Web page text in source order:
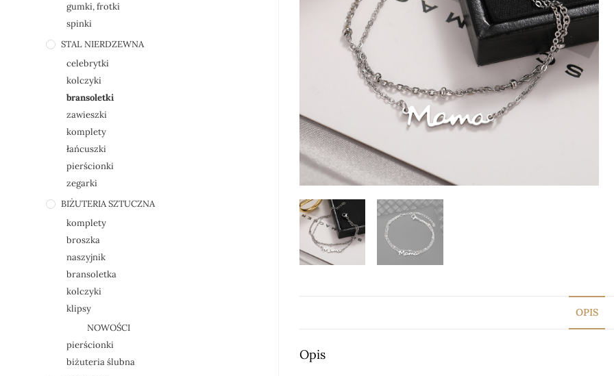
OPIS
Opis
gumki, frotki
spinki
STAL NIERDZEWNA
celebrytki
kolczyki
bransoletki
zawieszki
komplety
łańcuszki
pierścionki
zegarki
BIŻUTERIA SZTUCZNA
komplety
broszka
naszyjnik
bransoletka
kolczyki
klipsy
NOWOŚCI
pierścionki
biżuteria ślubna